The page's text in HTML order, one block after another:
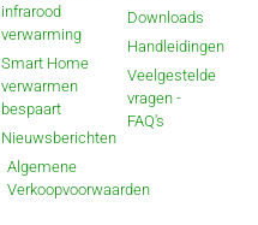
infrarood
verwarming
Smart Home
verwarmen
bespaart
Nieuwsberichten
Algemene
Verkoopvoorwaarden
Downloads
Handleidingen
Veelgestelde
vragen -
FAQ's